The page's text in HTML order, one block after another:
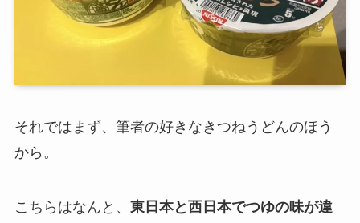
それではまず、筆者の好きなきつねうどんのほう
から。
こちらはなんと、 東日本と西日本でつゆの味が違